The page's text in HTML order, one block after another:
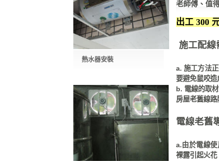
熱水器安裝
老師傅、值
出工 300
施工配線
a. 施工方法
要避免鼠咬
b. 電線的取
房屋老舊線
電線老舊
a.由於電線
裸露引起火花